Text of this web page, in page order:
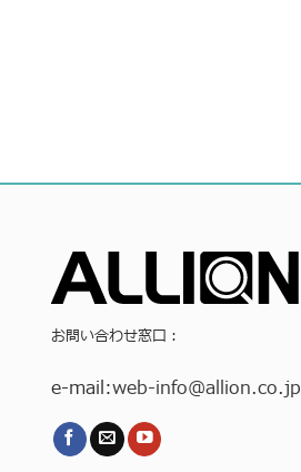
お問い合わせ窓口：
e-mail:web-info@allion.co.jp